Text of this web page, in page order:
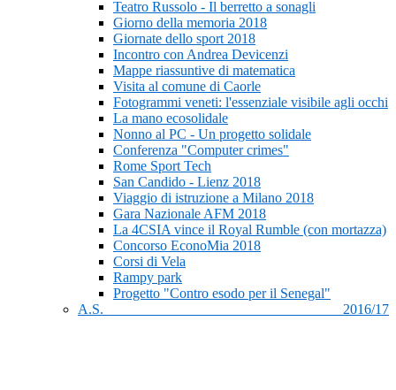
Teatro Russolo - Il berretto a sonagli
Giorno della memoria 2018
Giornate dello sport 2018
Incontro con Andrea Devicenzi
Mappe riassuntive di matematica
Visita al comune di Caorle
Fotogrammi veneti: l'essenziale visibile agli occhi
La mano ecosolidale
Nonno al PC - Un progetto solidale
Conferenza "Computer crimes"
Rome Sport Tech
San Candido - Lienz 2018
Viaggio di istruzione a Milano 2018
Gara Nazionale AFM 2018
La 4CSIA vince il Royal Rumble (con mortazza)
Concorso EconoMia 2018
Corsi di Vela
Rampy park
Progetto "Contro esodo per il Senegal"
A.S. 2016/17